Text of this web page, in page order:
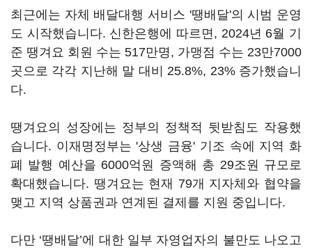
최근에는 자체 배달대행 서비스 '땡배달'의 시범 운영
도 시작했습니다. 신한은행에 따르면, 2024년 6월 기
준 땡겨요 회원 수는 517만명, 가맹점 수는 23만7000
곳으로 각각 지난해 말 대비 25.8%, 23% 증가했습니
다.
땡겨요의 성장에는 정부의 정책적 뒷받침도 작용했
습니다. 이재명정부는 '상생 금융' 기조 속에 지역 화
폐 발행 예산을 6000억원 증액해 총 29조원 규모로
확대했습니다. 땡겨요는 현재 79개 지자체와 협약을
맺고 지역 상품권과 연계된 결제를 지원 중입니다.
다만 ‘땡배달’에 대한 일부 자영업자의 불만도 나오고